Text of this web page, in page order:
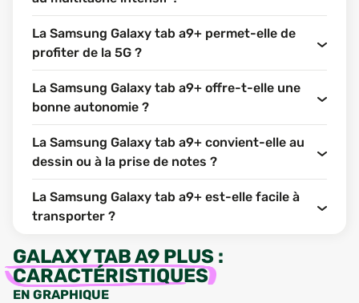
La Samsung Galaxy tab a9+ permet-elle de
profiter de la 5G ?
La Samsung Galaxy tab a9+ offre-t-elle une
bonne autonomie ?
La Samsung Galaxy tab a9+ convient-elle au
dessin ou à la prise de notes ?
La Samsung Galaxy tab a9+ est-elle facile à
transporter ?
GALAXY TAB A9 PLUS :
CARACTÉRISTIQUES
EN GRAPHIQUE